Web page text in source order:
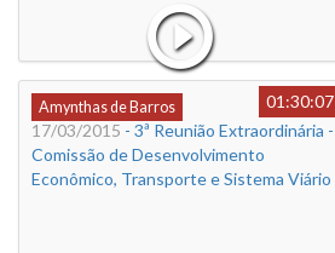
Amynthas de Barros
01:30:07
17/03/2015 - 3ª Reunião Extraordinária -
Comissão de Desenvolvimento
Econômico, Transporte e Sistema Viário